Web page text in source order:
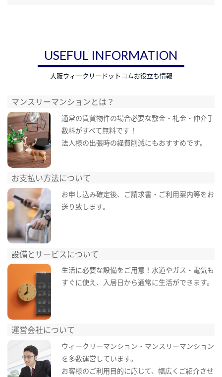
USEFUL INFORMATION
大阪ウィークリードットコムお役立ち情報
マンスリーマンションとは？
通常の賃貸物件の場合必要な敷金・礼金・仲介手
数料がすべて無料です！
法人様の出張時の経費削減にもおすすめです。
お支払い方法について
お申し込み確定後、ご請求書・ご利用案内等をお
送り致します。
設備とサービスについて
生活に必要な設備をご用意！水道やガス・電気も
すぐに使え、入居日から通常に生活ができます。
運営会社について
ウィークリーマンション・マンスリーマンション
を多数運営しています。
お客様のご利用目的に応じて、幅広くご紹介させ